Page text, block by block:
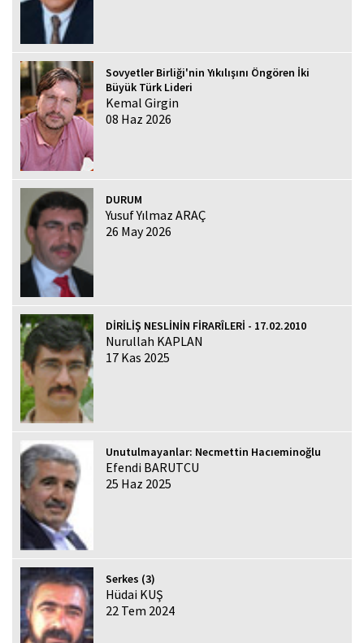
Sovyetler Birliği'nin Yıkılışını Öngören İki
Büyük Türk Lideri
Kemal Girgin
08 Haz 2026
DURUM
Yusuf Yılmaz ARAÇ
26 May 2026
DİRİLİŞ NESLİNİN FİRARÎLERİ - 17.02.2010
Nurullah KAPLAN
17 Kas 2025
Unutulmayanlar: Necmettin Hacıeminoğlu
Efendi BARUTCU
25 Haz 2025
Serkes (3)
Hüdai KUŞ
22 Tem 2024